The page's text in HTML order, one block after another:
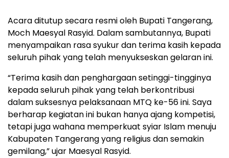
Acara ditutup secara resmi oleh Bupati Tangerang,
Moch Maesyal Rasyid. Dalam sambutannya, Bupati
menyampaikan rasa syukur dan terima kasih kepada
seluruh pihak yang telah menyukseskan gelaran ini.
“Terima kasih dan penghargaan setinggi-tingginya
kepada seluruh pihak yang telah berkontribusi
dalam suksesnya pelaksanaan MTQ ke-56 ini. Saya
berharap kegiatan ini bukan hanya ajang kompetisi,
tetapi juga wahana memperkuat syiar Islam menuju
Kabupaten Tangerang yang religius dan semakin
gemilang,” ujar Maesyal Rasyid.